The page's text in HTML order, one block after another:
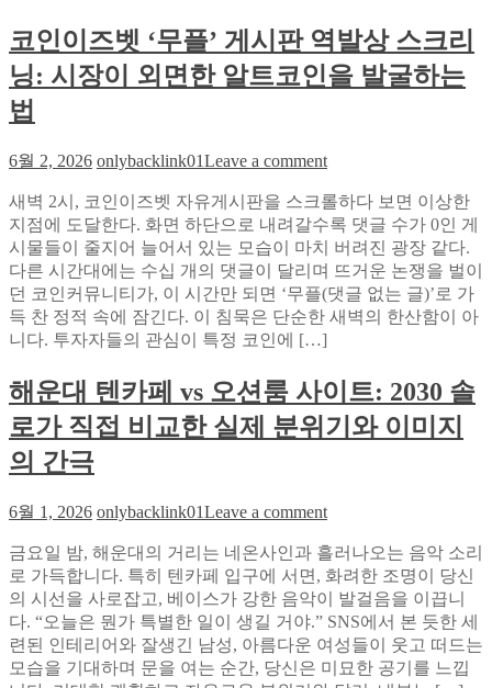
일
드
박
래
시
아
iGaming
BLUE
SOLUTION
이
이
끈
트
래
등
의
비
코인이즈벳 ‘무플’ 게시판 역발상 스크리
닝: 시장이 외면한 알트코인을 발굴하는
법
6월 2, 2026 onlybacklink01Leave a commenton
인
이
즈
벳
‘무
플’
판
역
발
리
닝:
시
장
이
외
면
새벽 2시, 코인이즈벳 자유게시판을 스크롤하다 보면 이상한
지점에 도달한다. 화면 하단으로 내려갈수록 댓글 수가 0인 게
시물들이 줄지어 늘어서 있는 모습이 마치 버려진 광장 같다.
다른 시간대에는 수십 개의 댓글이 달리며 뜨거운 논쟁을 벌이
던 코인커뮤니티가, 이 시간만 되면 ‘무플(댓글 없는 글)’로 가
득 찬 정적 속에 잠긴다. 이 침묵은 단순한 새벽의 한산함이 아
니다. 투자자들의 관심이 특정 코인에 […]
해운대 텐카페 vs 오션룸 사이트: 2030 솔
로가 직접 비교한 실제 분위기와 이미지
의 간극
6월 1, 2026 onlybacklink01Leave a commenton
운
대
텐
카
페
vs
금요일 밤, 해운대의 거리는 네온사인과 흘러나오는 음악 소리
로 가득합니다. 특히 텐카페 입구에 서면, 화려한 조명이 당신
의 시선을 사로잡고, 베이스가 강한 음악이 발걸음을 이끕니
다. “오늘은 뭔가 특별한 일이 생길 거야.” SNS에서 본 듯한 세
련된 인테리어와 잘생긴 남성, 아름다운 여성들이 웃고 떠드는
모습을 기대하며 문을 여는 순간, 당신은 미묘한 공기를 느낍